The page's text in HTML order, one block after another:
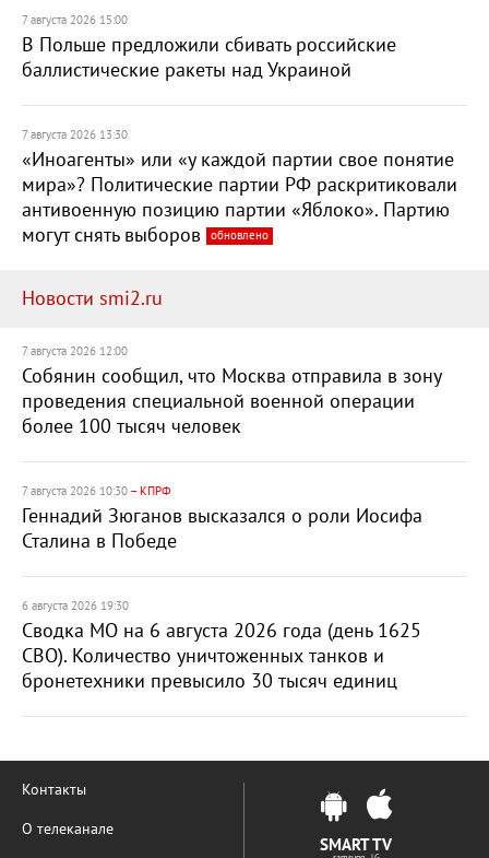
7 августа 2026 15:00
В Польше предложили сбивать российские
баллистические ракеты над Украиной
7 августа 2026 13:30
«Иноагенты» или «у каждой партии свое понятие
мира»? Политические партии РФ раскритиковали
антивоенную позицию партии «Яблоко». Партию
могут снять выборов
обновлено
Новости smi2.ru
7 августа 2026 12:00
Собянин сообщил, что Москва отправила в зону
проведения специальной военной операции
более 100 тысяч человек
7 августа 2026 10:30 – КПРФ
Геннадий Зюганов высказался о роли Иосифа
Сталина в Победе
6 августа 2026 19:30
Сводка МО на 6 августа 2026 года (день 1625
СВО). Количество уничтоженных танков и
бронетехники превысило 30 тысяч единиц
Контакты
О телеканале
SMART TV